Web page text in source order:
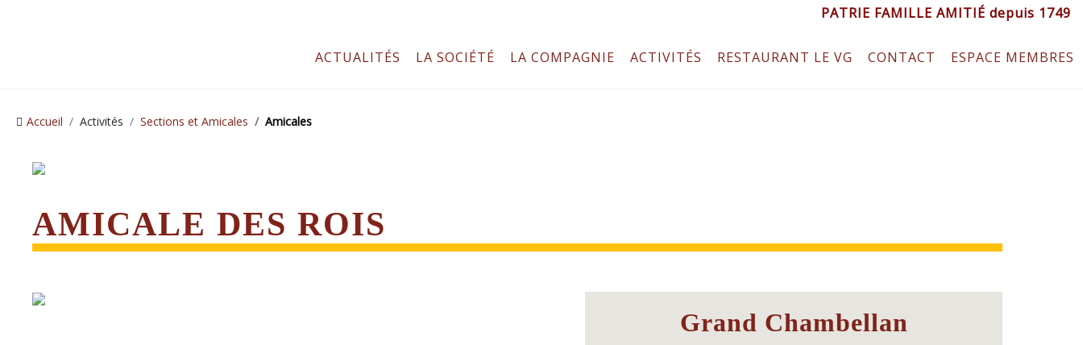
PATRIE FAMILLE AMITIÉ depuis 1749
ACTUALITÉS LA SOCIÉTÉ LA COMPAGNIE ACTIVITÉS RESTAURANT LE VG CONTACT ESPACE MEMBRES
Accueil Activités Sections et Amicales Amicales
AMICALE DES ROIS
Grand Chambellan